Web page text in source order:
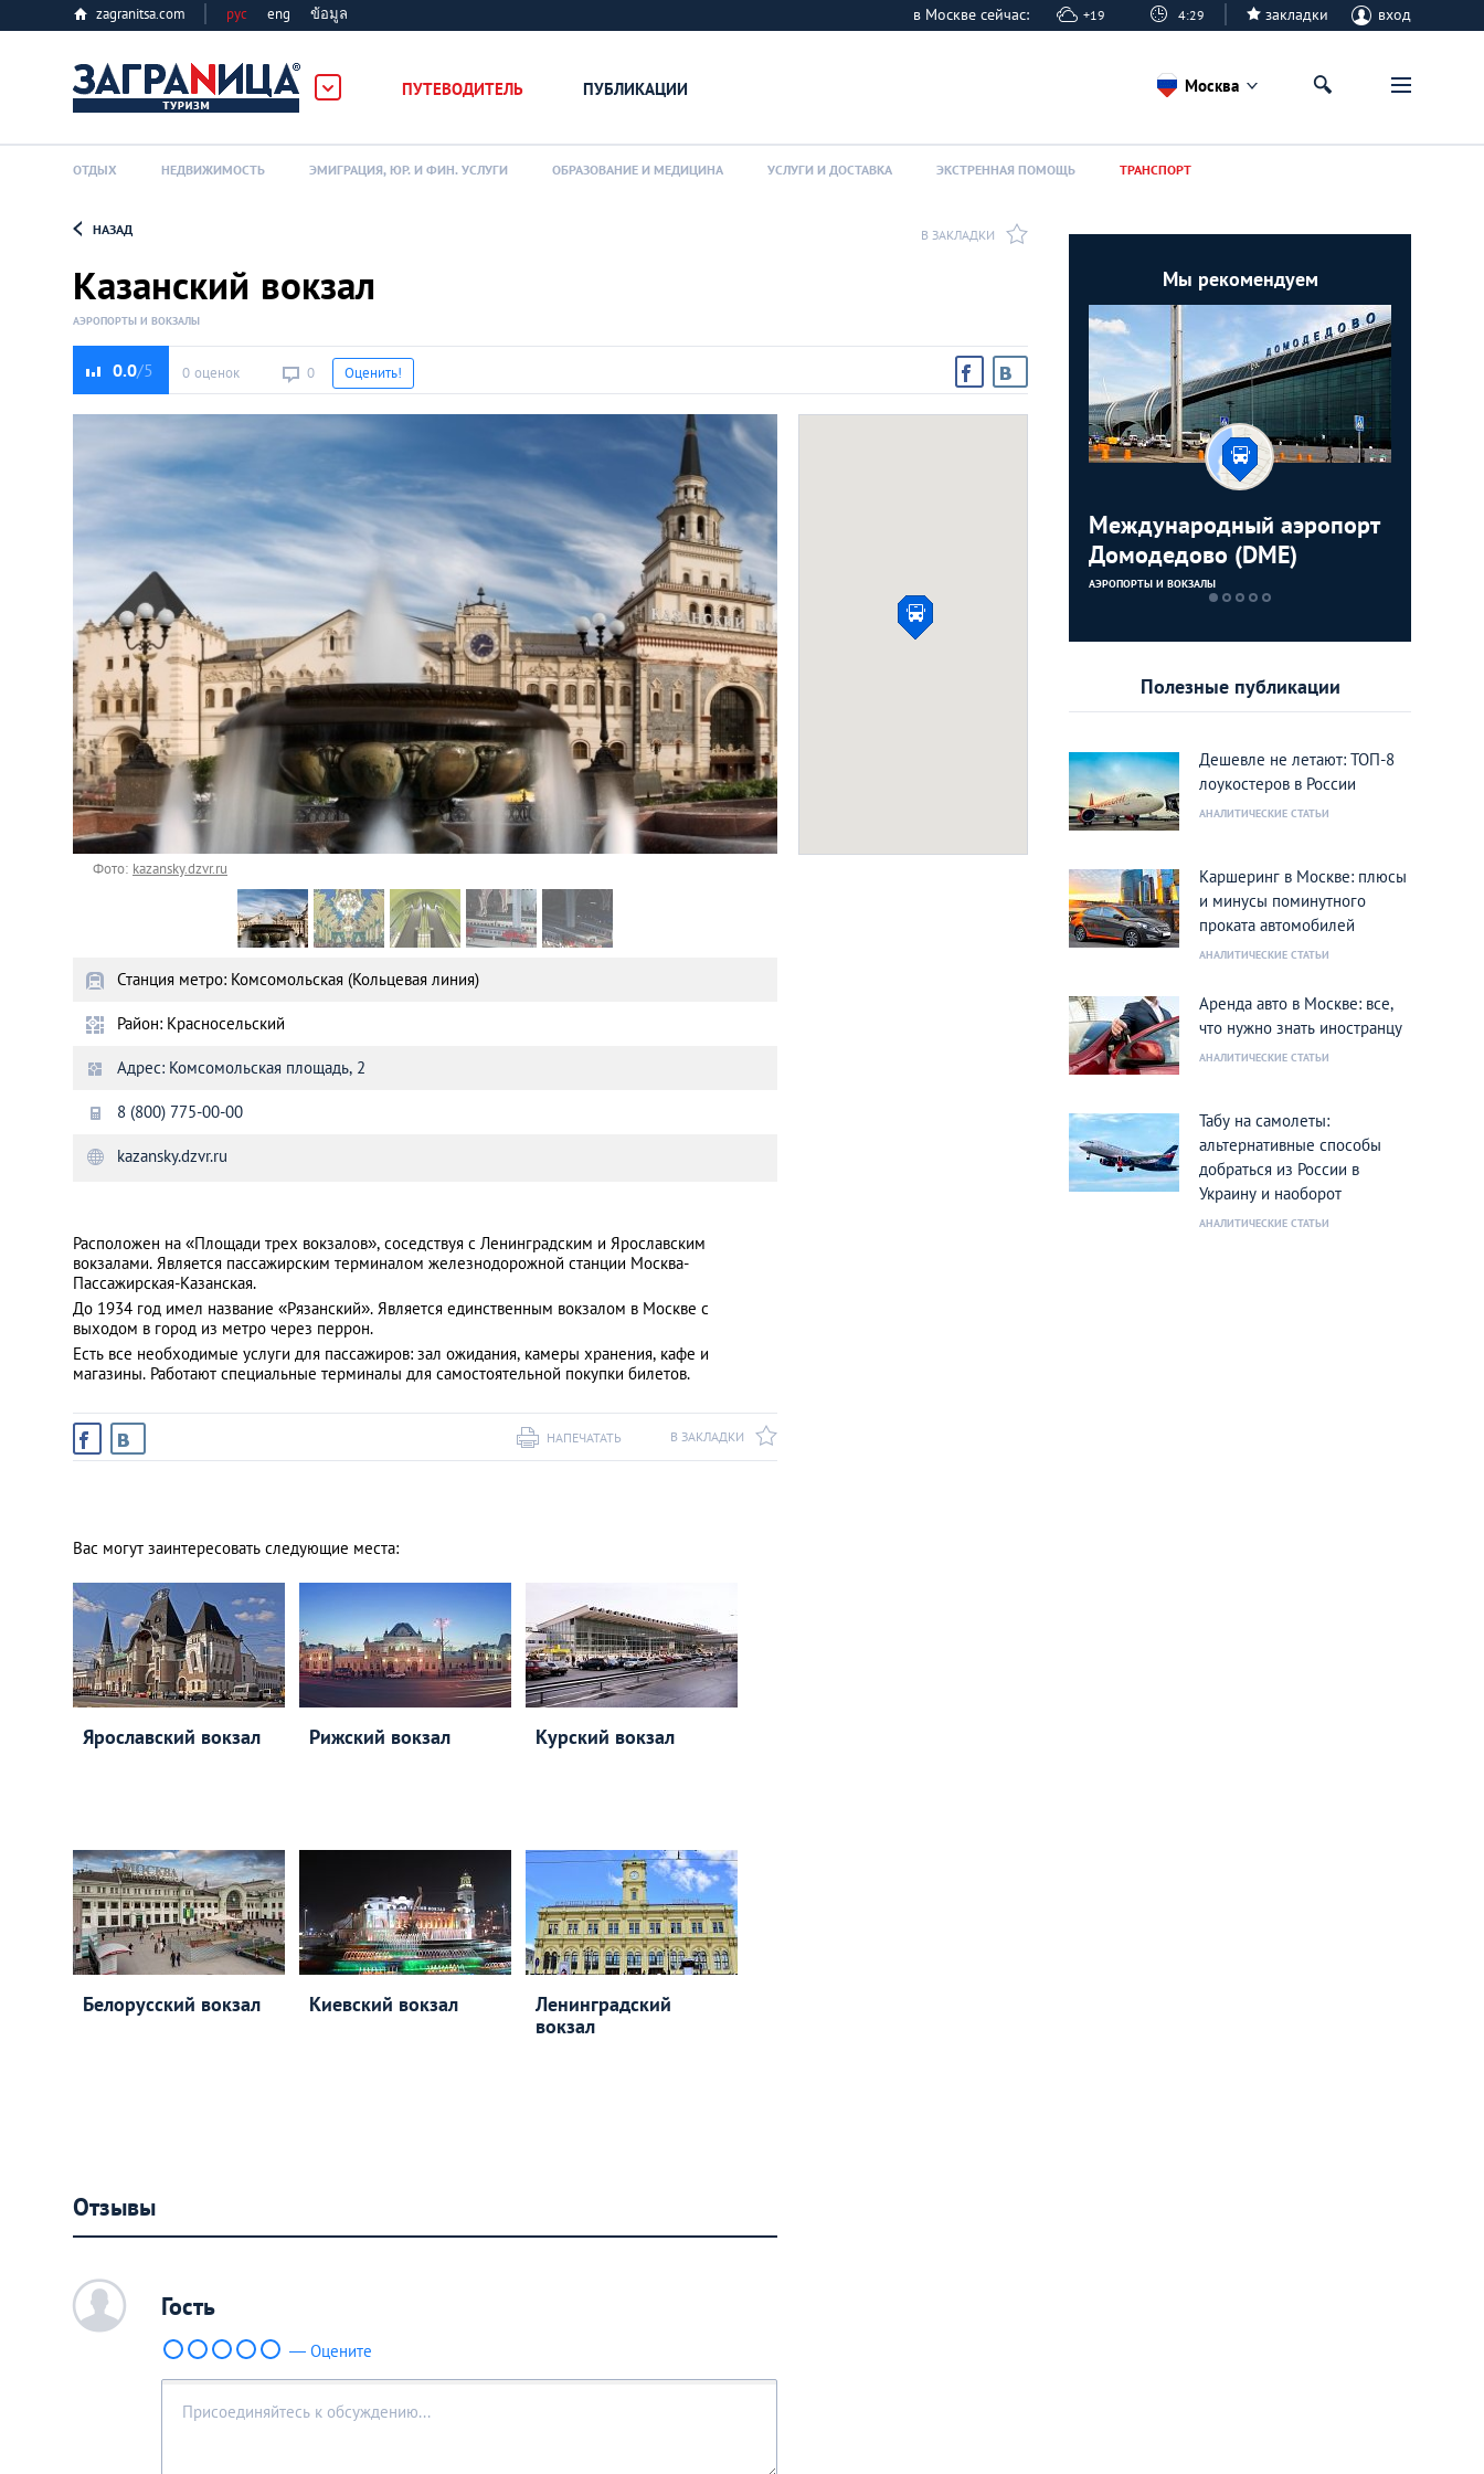
zagranitsa.com рус eng ข้อมูล в Москве сейчас: +19 4:29 закладки вход
ПУТЕВОДИТЕЛЬ ПУБЛИКАЦИИ
Алматы
Астана
Афины
Киев
Лондон
Лос-Анджелес
Москва
Париж
Паттайя
Пхукет
Loading...
Москва
ОТДЫХ НЕДВИЖИМОСТЬ ЭМИГРАЦИЯ, ЮР. И ФИН. УСЛУГИ ОБРАЗОВАНИЕ И МЕДИЦИНА УСЛУГИ И ДОСТАВКА ЭКСТРЕННАЯ ПОМОЩЬ ТРАНСПОРТ
НАЗАД В ЗАКЛАДКИ
Казанский вокзал
АЭРОПОРТЫ И ВОКЗАЛЫ
0.0 0 оценок 0 Оценить!
Фото: kazansky.dzvr.ru
Станция метро: Комсомольская (Кольцевая линия)
Район: Красносельский
Адрес: Комсомольская площадь, 2
8 (800) 775-00-00
kazansky.dzvr.ru
Расположен на «Площади трех вокзалов», соседствуя с Ленинградским и Ярославским
вокзалами. Является пассажирским терминалом железнодорожной станции Москва-
Пассажирская-Казанская.
До 1934 год имел название «Рязанский». Является единственным вокзалом в Москве с
выходом в город из метро через перрон.
Есть все необходимые услуги для пассажиров: зал ожидания, камеры хранения, кафе и
магазины. Работают специальные терминалы для самостоятельной покупки билетов.
В ЗАКЛАДКИ
НАПЕЧАТАТЬ
Вас могут заинтересовать следующие места:
Ярославский вокзал Рижский вокзал Курский вокзал
Белорусский вокзал Киевский вокзал
Ленинградский
вокзал
Мы рекомендуем
Международный аэропорт
Домодедово (DME)
АЭРОПОРТЫ И ВОКЗАЛЫ
Полезные публикации
Дешевле не летают: ТОП-8
лоукостеров в России
АНАЛИТИЧЕСКИЕ СТАТЬИ
Каршеринг в Москве: плюсы
и минусы поминутного
проката автомобилей
АНАЛИТИЧЕСКИЕ СТАТЬИ
Аренда авто в Москве: все,
что нужно знать иностранцу
АНАЛИТИЧЕСКИЕ СТАТЬИ
Табу на самолеты:
альтернативные способы
добраться из России в
Украину и наоборот
АНАЛИТИЧЕСКИЕ СТАТЬИ
Отзывы
c Гость
— Оцените